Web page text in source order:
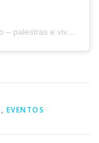
Um post compartilhado por Origami.club – palestras e vivências (@origamiclubbr)
, EVENTOS